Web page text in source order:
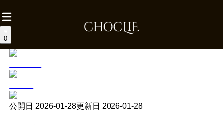
0
公開日 2026-01-28更新日 2026-01-28